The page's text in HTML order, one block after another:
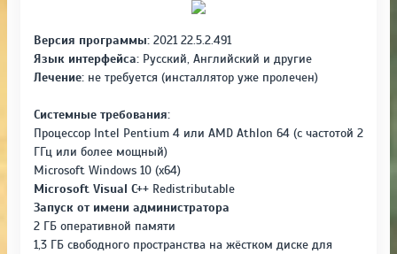
Версия программы: 2021 22.5.2.491
Язык интерфейса: Русский, Английский и другие
Лечение: не требуется (инсталлятор уже пролечен)
Системные требования:
Процессор Intel Pentium 4 или AMD Athlon 64 (с частотой 2
ГГц или более мощный)
Microsoft Windows 10 (x64)
Microsoft Visual C++ Redistributable
Запуск от имени администратора
2 ГБ оперативной памяти
1,3 ГБ свободного пространства на жёстком диске для